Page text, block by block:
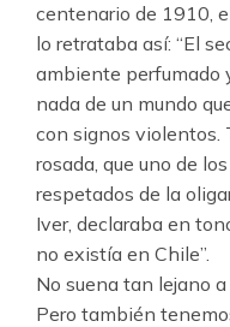
centenario de 1910,
lo retrataba así: “El
ambiente perfumado
nada de un mundo
con signos violentos.
rosada, que uno de
respetados de la
Iver, declaraba en
no existía en Chile”.
No suena tan lejano a
Pero también